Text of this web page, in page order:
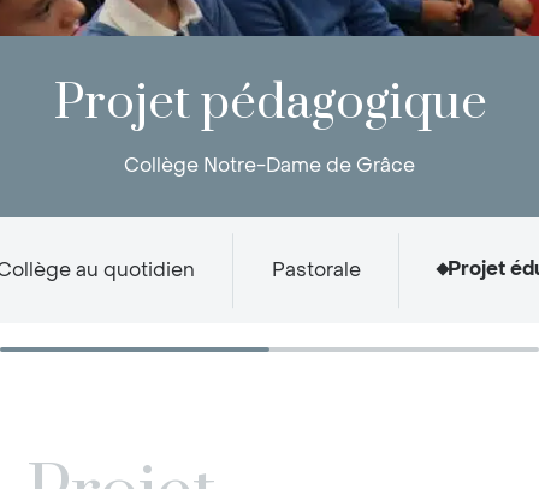
Projet pédagogique
Collège Notre-Dame de Grâce
au quotidien Pastorale Projet